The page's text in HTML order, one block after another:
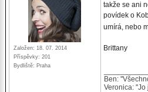
Založen: 18. 07. 2014
Příspěvky: 201
Bydliště: Praha
takže se ani
povídek o
umírá, nebo
Brittany
Ben:
Veronica: